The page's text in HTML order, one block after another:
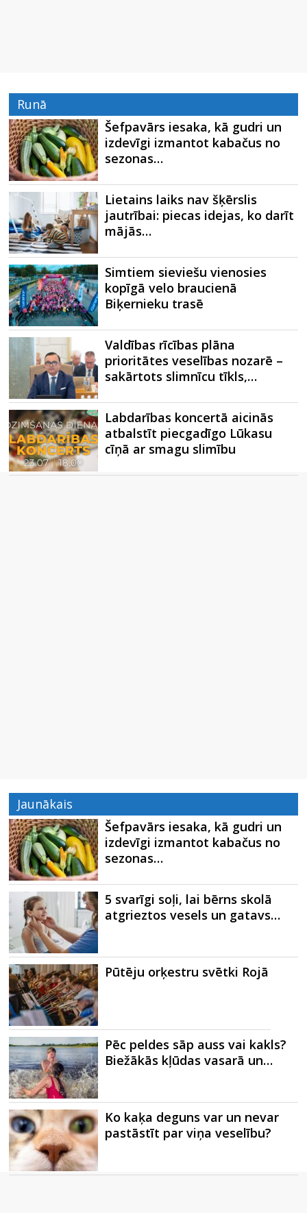
Runā
Šefpavārs iesaka, kā gudri un
izdevīgi izmantot kabačus no
sezonas…
Lietains laiks nav šķērslis
jautrībai: piecas idejas, ko darīt
mājās…
Simtiem sieviešu vienosies
kopīgā velo braucienā
Biķernieku trasē
Valdības rīcības plāna
prioritātes veselības nozarē –
sakārtots slimnīcu tīkls,…
Labdarības koncertā aicinās
atbalstīt piecgadīgo Lūkasu
cīņā ar smagu slimību
Jaunākais
Šefpavārs iesaka, kā gudri un
izdevīgi izmantot kabačus no
sezonas…
5 svarīgi soļi, lai bērns skolā
atgrieztos vesels un gatavs…
Pūtēju orķestru svētki Rojā
Pēc peldes sāp auss vai kakls?
Biežākās kļūdas vasarā un…
Ko kaķa deguns var un nevar
pastāstīt par viņa veselību?